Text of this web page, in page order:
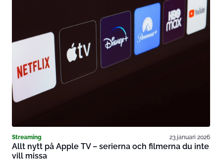
Streaming 23 januari 2026
Allt nytt på Apple TV – serierna och filmerna du inte
vill missa